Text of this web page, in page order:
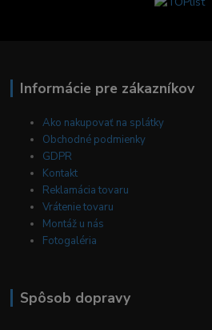
Informácie pre zákazníkov
Ako nakupovať na splátky
Obchodné podmienky
GDPR
Kontakt
Reklamácia tovaru
Vrátenie tovaru
Montáž u nás
Fotogaléria
Spôsob dopravy